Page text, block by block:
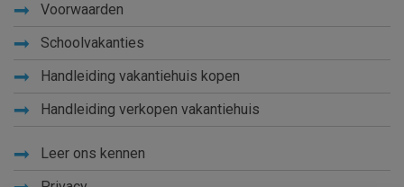
Voorwaarden
Schoolvakanties
Handleiding vakantiehuis kopen
Handleiding verkopen vakantiehuis
Leer ons kennen